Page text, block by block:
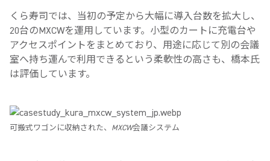
くら寿司では、当初の予定から大幅に導入台数を拡大し、
20台のMXCWを運用しています。小型のカートに充電台や
アクセスポイントをまとめており、用途に応じて別の会議
室へ持ち運んで利用できるという柔軟性の高さも、橋本氏
は評価しています。
可搬式ワゴンに収納された、MXCW会議システム